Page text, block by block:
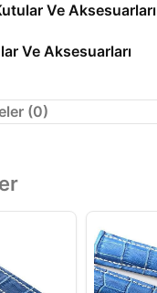
Ve Aksesuarları
Ve Aksesuarları
(0)